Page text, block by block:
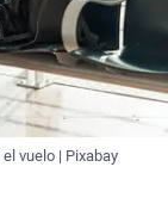
vuelo | Pixabay